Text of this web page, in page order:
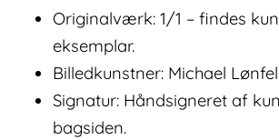
Originalværk: 1/1 – findes
eksemplar.
Billedkunstner: Michael
Signatur: Håndsigneret af
bagsiden.